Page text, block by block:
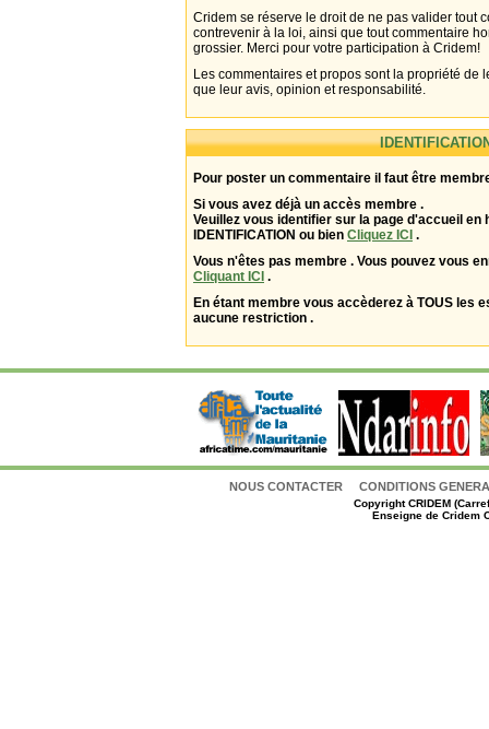
Cridem se réserve le droit de ne pas valider tout
contrevenir à la loi, ainsi que tout commentaire
grossier. Merci pour votre participation à Cridem!
Les commentaires et propos sont la propriété de
que leur avis, opinion et responsabilité.
Pour poster un commentaire il faut être
Si vous avez déjà un accès membre .
Veuillez vous identifier sur la page d'accueil en
IDENTIFICATION ou bien Cliquez ICI .
Vous n'êtes pas membre . Vous pouvez vous
Cliquant ICI .
En étant membre vous accèderez à TOUS les
aucune restriction .
NOUS CONTACTER CONDITIONS
CopyrightCRIDEM
Enseigne de Cridem